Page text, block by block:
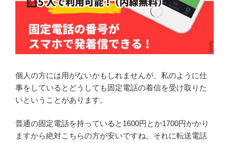
個人の方には用がないかもしれませんが、私のように仕
事をしているとどうしても固定電話の着信を受け取りた
いということがあります。
普通の固定電話を持っていると1600円とか1700円かかり
ますから絶対こちらの方が安いですね。それに転送電話